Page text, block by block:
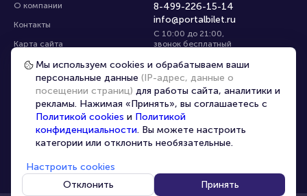
О компании
Контакты
Карта сайта
Управление cookies
8-499-226-15-14
info@portalbilet.ru
С 10:00 до 21:00,
звонок бесплатный
Все площадки
Главная | Екатеринбург
© 2020 - 2026 portalbilet.ru Все права защищены
Мы используем cookies и обрабатываем ваши
персональные данные (IP-адрес, данные о
посещении страниц) для работы сайта, аналитики и
рекламы. Нажимая «Принять», вы соглашаетесь с
Политикой cookies и Политикой
конфиденциальности. Вы можете настроить
категории или отклонить необязательные.
Настроить cookies
Отклонить
Принять